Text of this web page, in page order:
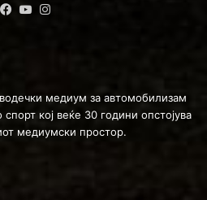
Facebook
YouTube
медиум за автомобилизам
кој веќе 30 години опстојува
медиумски простор.